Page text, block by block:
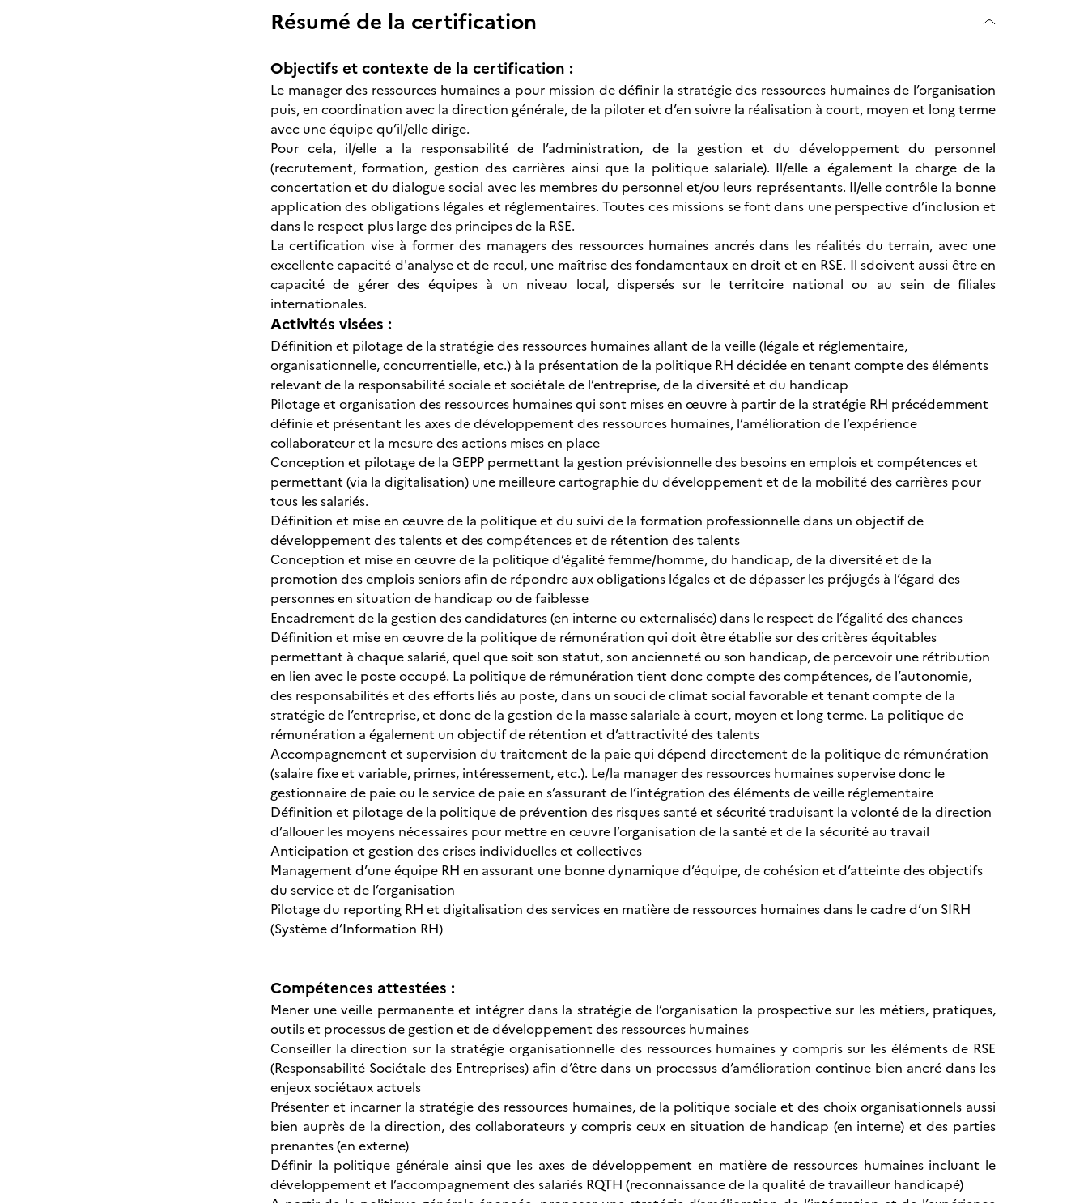
Résumé de la certification
Objectifs et contexte de la certification :
Le manager des ressources humaines a pour mission de définir la stratégie des ressources humaines de l’organisation
puis, en coordination avec la direction générale, de la piloter et d’en suivre la réalisation à court, moyen et long terme
avec une équipe qu’il/elle dirige.
Pour cela, il/elle a la responsabilité de l’administration, de la gestion et du développement du personnel
(recrutement, formation, gestion des carrières ainsi que la politique salariale). Il/elle a également la charge de la
concertation et du dialogue social avec les membres du personnel et/ou leurs représentants. Il/elle contrôle la bonne
application des obligations légales et réglementaires. Toutes ces missions se font dans une perspective d’inclusion et
dans le respect plus large des principes de la RSE.
La certification vise à former des managers des ressources humaines ancrés dans les réalités du terrain, avec une
excellente capacité d'analyse et de recul, une maîtrise des fondamentaux en droit et en RSE. Il sdoivent aussi être en
capacité de gérer des équipes à un niveau local, dispersés sur le territoire national ou au sein de filiales
internationales.
Activités visées :
Définition et pilotage de la stratégie des ressources humaines allant de la veille (légale et réglementaire,
organisationnelle, concurrentielle, etc.) à la présentation de la politique RH décidée en tenant compte des éléments
relevant de la responsabilité sociale et sociétale de l’entreprise, de la diversité et du handicap
Pilotage et organisation des ressources humaines qui sont mises en œuvre à partir de la stratégie RH précédemment
définie et présentant les axes de développement des ressources humaines, l’amélioration de l’expérience
collaborateur et la mesure des actions mises en place
Conception et pilotage de la GEPP permettant la gestion prévisionnelle des besoins en emplois et compétences et
permettant (via la digitalisation) une meilleure cartographie du développement et de la mobilité des carrières pour
tous les salariés.
Définition et mise en œuvre de la politique et du suivi de la formation professionnelle dans un objectif de
développement des talents et des compétences et de rétention des talents
Conception et mise en œuvre de la politique d’égalité femme/homme, du handicap, de la diversité et de la
promotion des emplois seniors afin de répondre aux obligations légales et de dépasser les préjugés à l’égard des
personnes en situation de handicap ou de faiblesse
Encadrement de la gestion des candidatures (en interne ou externalisée) dans le respect de l’égalité des chances
Définition et mise en œuvre de la politique de rémunération qui doit être établie sur des critères équitables
permettant à chaque salarié, quel que soit son statut, son ancienneté ou son handicap, de percevoir une rétribution
en lien avec le poste occupé. La politique de rémunération tient donc compte des compétences, de l’autonomie,
des responsabilités et des efforts liés au poste, dans un souci de climat social favorable et tenant compte de la
stratégie de l’entreprise, et donc de la gestion de la masse salariale à court, moyen et long terme. La politique de
rémunération a également un objectif de rétention et d’attractivité des talents
Accompagnement et supervision du traitement de la paie qui dépend directement de la politique de rémunération
(salaire fixe et variable, primes, intéressement, etc.). Le/la manager des ressources humaines supervise donc le
gestionnaire de paie ou le service de paie en s’assurant de l’intégration des éléments de veille réglementaire
Définition et pilotage de la politique de prévention des risques santé et sécurité traduisant la volonté de la direction
d’allouer les moyens nécessaires pour mettre en œuvre l’organisation de la santé et de la sécurité au travail
Anticipation et gestion des crises individuelles et collectives
Management d’une équipe RH en assurant une bonne dynamique d’équipe, de cohésion et d’atteinte des objectifs
du service et de l’organisation
Pilotage du reporting RH et digitalisation des services en matière de ressources humaines dans le cadre d’un SIRH
(Système d’Information RH)
Compétences attestées :
Mener une veille permanente et intégrer dans la stratégie de l’organisation la prospective sur les métiers, pratiques,
outils et processus de gestion et de développement des ressources humaines
Conseiller la direction sur la stratégie organisationnelle des ressources humaines y compris sur les éléments de RSE
(Responsabilité Sociétale des Entreprises) afin d’être dans un processus d’amélioration continue bien ancré dans les
enjeux sociétaux actuels
Présenter et incarner la stratégie des ressources humaines, de la politique sociale et des choix organisationnels aussi
bien auprès de la direction, des collaborateurs y compris ceux en situation de handicap (en interne) et des parties
prenantes (en externe)
Définir la politique générale ainsi que les axes de développement en matière de ressources humaines incluant le
développement et l’accompagnement des salariés RQTH (reconnaissance de la qualité de travailleur handicapé)